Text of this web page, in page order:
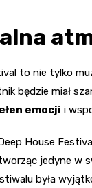
to nie tylko
będzie miał
emocji i
House
jedyne w
była